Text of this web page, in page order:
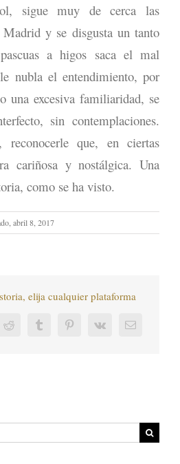
sigue muy de cerca las
y se disgusta un tanto
a higos saca el mal
nubla el entendimiento, por
una excesiva familiaridad, se
sin contemplaciones.
que, en ciertas
cariñosa y nostálgica. Una
como se ha visto.
abril 8, 2017
elija cualquier plataforma
Reddit Tumblr PinterestVk
Correo